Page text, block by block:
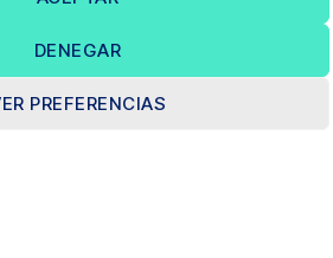
DENEGAR
PREFERENCIAS
comitee